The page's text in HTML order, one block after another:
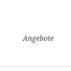
Angebote